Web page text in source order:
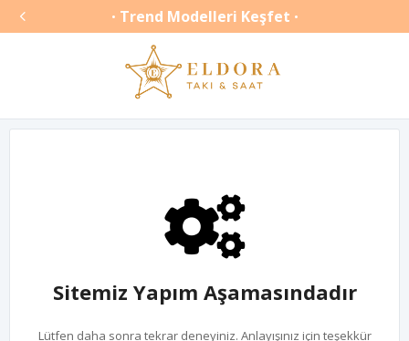
 • Trend Modelleri Keşfet •
Sitemiz Yapım Aşamasındadır
Lütfen daha sonra tekrar deneyiniz. Anlayışınız için teşekkür